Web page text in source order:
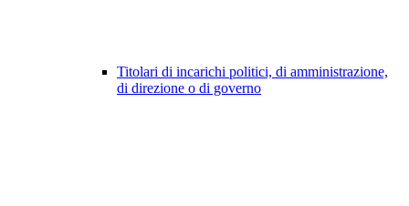
Titolari di incarichi politici, di amministrazione,
di direzione o di governo